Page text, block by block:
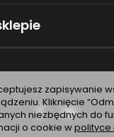
zapisywanie
Kliknięcie
niezbędnych do
o cookie wpolityce